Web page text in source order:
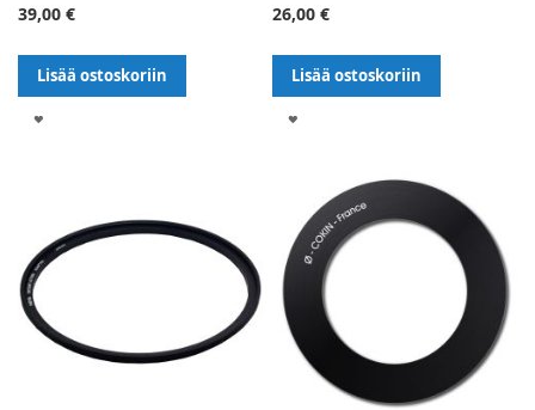
39,00 €
Lisää ostoskoriin
26,00 €
Lisää ostoskoriin